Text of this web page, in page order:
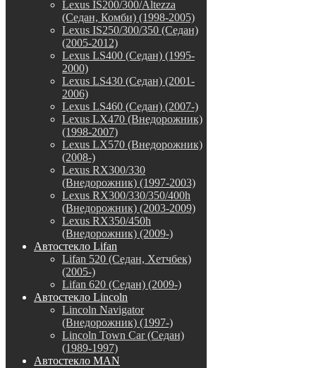
Lexus IS200/300/Altezza
(Седан, Комби) (1998-2005)
Lexus IS250/300/350 (Седан)
(2005-2012)
Lexus LS400 (Седан) (1995-
2000)
Lexus LS430 (Седан) (2001-
2006)
Lexus LS460 (Седан) (2007-)
Lexus LX470 (Внедорожник)
(1998-2007)
Lexus LX570 (Внедорожник)
(2008-)
Lexus RX300/330
(Внедорожник) (1997-2003)
Lexus RX300/330/350/400h
(Внедорожник) (2003-2009)
Lexus RX350/450h
(Внедорожник) (2009-)
Автостекло Lifan
Lifan 520 (Седан, Хетчбек)
(2005-)
Lifan 620 (Седан) (2009-)
Автостекло Lincoln
Lincoln Navigator
(Внедорожник) (1997-)
Lincoln Town Car (Седан)
(1989-1997)
Автостекло MAN